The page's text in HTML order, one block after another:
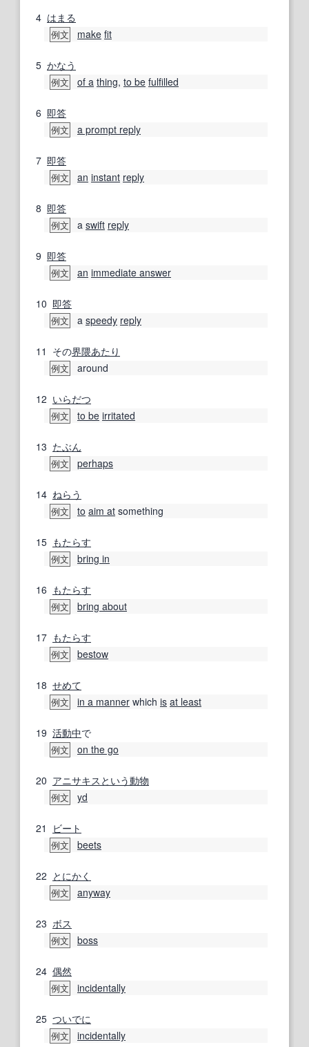
4 はまる
例文 make fit
5 かなう
例文 of a thing, to be fulfilled
6 即答
例文 a prompt reply
7 即答
例文 an instant reply
8 即答
例文 a swift reply
9 即答
例文 an immediate answer
10 即答
例文 a speedy reply
11 その界隈あたり
例文 around
12 いらだつ
例文 to be irritated
13 たぶん
例文 perhaps
14 ねらう
例文 to aim at something
15 もたらす
例文 bring in
16 もたらす
例文 bring about
17 もたらす
例文 bestow
18 せめて
例文 in a manner which is at least
19 活動中で
例文 on the go
20 アニサキス という動物
例文 yd
21 ビート
例文 beets
22 とにかく
例文 anyway
23 ボス
例文 boss
24 偶然
例文 incidentally
25 ついでに
例文 incidentally